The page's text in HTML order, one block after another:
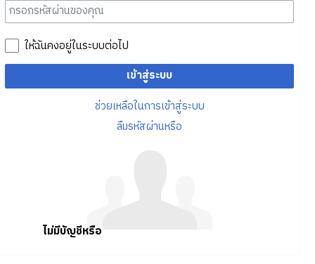
ให้ฉันคงอยู่ในระบบต่อไป
เข้าสู่ระบบ
ช่วยเหลือในการเข้าสู่ระบบ
ลืมรหัสผ่านหรือ
ไม่มีบัญชีหรือ